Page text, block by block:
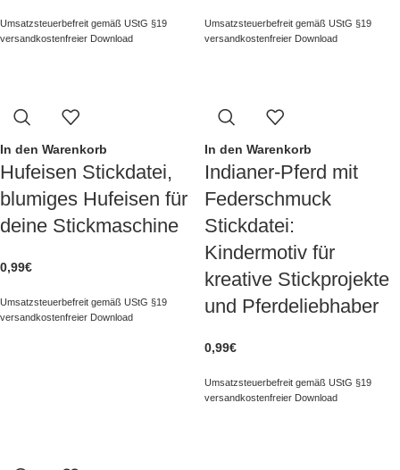
Umsatzsteuerbefreit gemäß UStG §19
versandkostenfreier Download
Umsatzsteuerbefreit gemäß UStG §19
versandkostenfreier Download
In den Warenkorb
Hufeisen Stickdatei,
blumiges Hufeisen für
deine Stickmaschine
0,99€
Umsatzsteuerbefreit gemäß UStG §19
versandkostenfreier Download
In den Warenkorb
Indianer-Pferd mit
Federschmuck
Stickdatei:
Kindermotiv für
kreative Stickprojekte
und Pferdeliebhaber
0,99€
Umsatzsteuerbefreit gemäß UStG §19
versandkostenfreier Download